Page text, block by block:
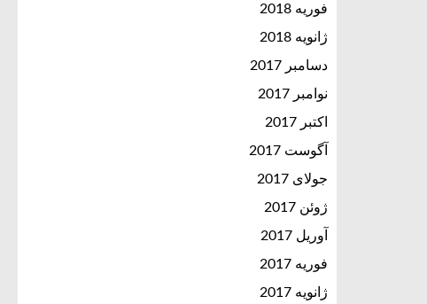
فوریه 2018
ژانویه 2018
دسامبر 2017
نوامبر 2017
اکتبر 2017
آگوست 2017
جولای 2017
ژوئن 2017
آوریل 2017
فوریه 2017
ژانویه 2017